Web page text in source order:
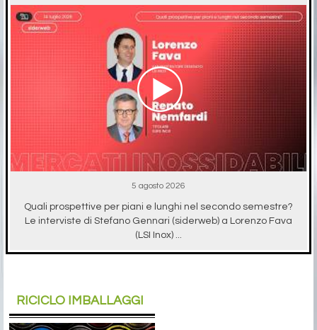
5 agosto 2026
Quali prospettive per piani e lunghi nel secondo semestre?
Le interviste di Stefano Gennari (siderweb) a Lorenzo Fava
(LSI Inox) ...
RICICLO IMBALLAGGI